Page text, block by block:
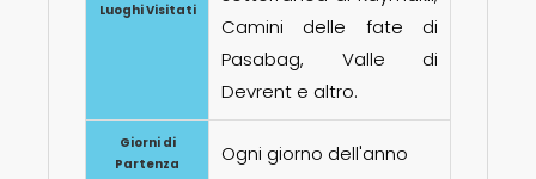
Luoghi Visitati
Camini delle fate di
Pasabag, Valle di
Devrent e altro.
Giorni di
Partenza
Ogni giorno dell'anno